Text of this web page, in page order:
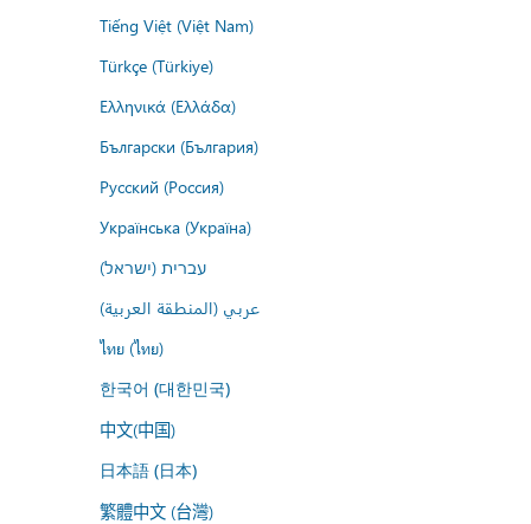
Tiếng Việt (Việt Nam)
Türkçe (Türkiye)
Ελληνικά (Ελλάδα)
Български (България)
Русский (Россия)
Українська (Україна)
עברית (ישראל)
عربي (المنطقة العربية)
ไทย (ไทย)
한국어 (대한민국)
中文(中国)
日本語 (日本)
繁體中文 (台灣)